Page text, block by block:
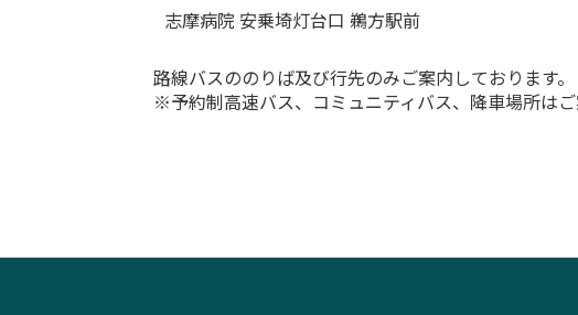
志摩病院 安乗埼灯台口 鵜方駅前
路線バスののりば及び行先のみご案内しております。
※予約制高速バス、コミュニティバス、降車場所はご